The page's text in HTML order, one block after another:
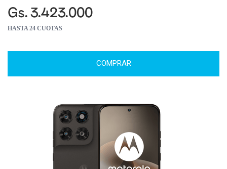
Gs. 3.423.000
HASTA 24 CUOTAS
COMPRAR